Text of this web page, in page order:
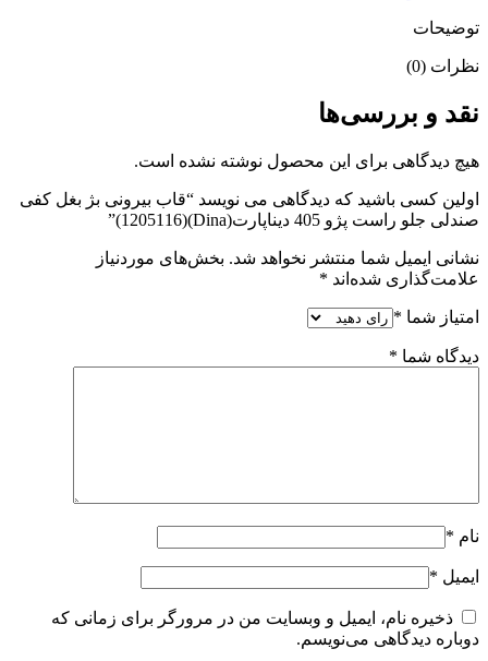
توضیحات
نظرات (0)
نقد و بررسی‌ها
هیچ دیدگاهی برای این محصول نوشته نشده است.
اولین کسی باشید که دیدگاهی می نویسد “قاب بیرونی بژ بغل کفی
صندلی جلو راست پژو 405 دیناپارت(Dina)(1205116)”
نشانی ایمیل شما منتشر نخواهد شد. بخش‌های موردنیاز
علامت‌گذاری شده‌اند *
امتیاز شما *
دیدگاه شما *
نام *
ایمیل *
ذخیره نام، ایمیل و وبسایت من در مرورگر برای زمانی که
دوباره دیدگاهی می‌نویسم.